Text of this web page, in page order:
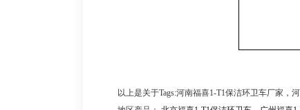
以上是关于Tags:河南福喜1-T1保洁环卫车厂家，